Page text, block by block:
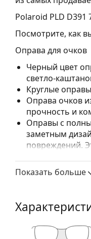
Polaroid PLD D391
Посмотрите, как
Оправа для очков
Черный цвет
светло-
Круглые
Оправа очков
прочность и
Оправы с
заметным
повреждений.
Аксессуары
Изучите полный
руководством по
Показать больше